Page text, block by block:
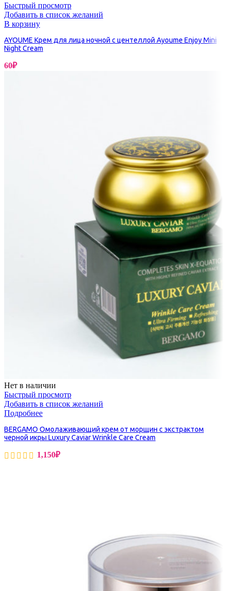
Быстрый просмотр
Добавить в список желаний
В корзину
AYOUME Крем для лица ночной с центеллой Ayoume Enjoy Mini
Night Cream
60₽
Нет в наличии
Быстрый просмотр
Добавить в список желаний
Подробнее
BERGAMO Омолаживающий крем от морщин с экстрактом
черной икры Luxury Caviar Wrinkle Care Cream
1,150₽